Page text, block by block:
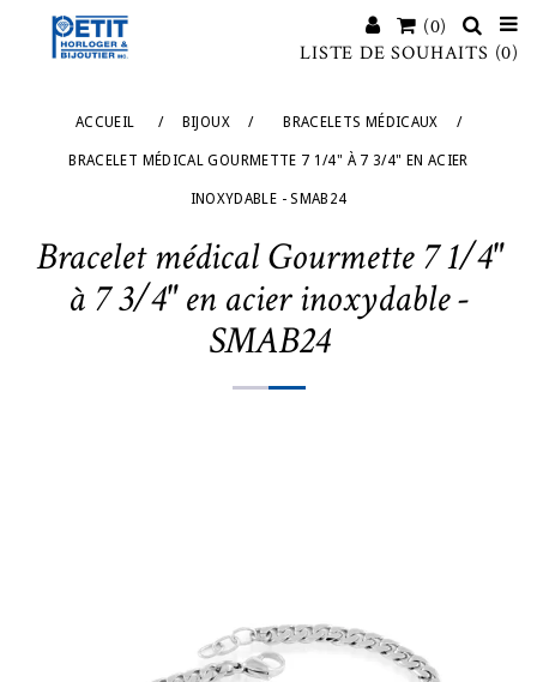
(0)
LISTE DE SOUHAITS (0)
ACCUEIL / BIJOUX / BRACELETS MÉDICAUX /
BRACELET MÉDICAL GOURMETTE 7 1/4" À 7 3/4" EN ACIER
INOXYDABLE - SMAB24
Bracelet médical Gourmette 7 1/4"
à 7 3/4" en acier inoxydable -
SMAB24